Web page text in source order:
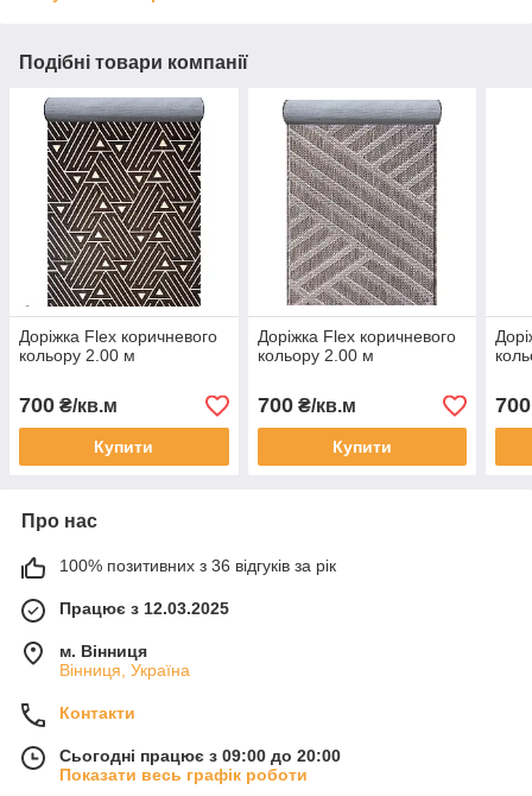
Подібні товари компанії
Доріжка Flex коричневого
кольору 2.00 м
700 ₴/кв.м
Купити
Доріжка Flex коричневого
кольору 2.00 м
700₴/кв.м
Купити
700
Про нас
100% позитивних з 36 відгуків за рік
Працює з 12.03.2025
м. Вінниця
Вінниця, Україна
Контакти
Сьогодні працює з 09:00 до 20:00
Показати весь графік роботи